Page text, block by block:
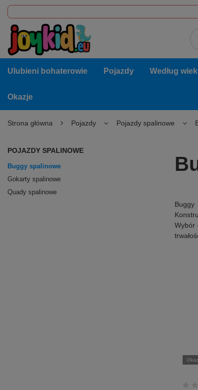
Ulubieni bohaterowie Pojazdy Według
Okazje
Strona główna Pojazdy Pojazdy spalinowe
POJAZDY SPALINOWE
Buggy spalinowe
Gokarty spalinowe
Quady spalinowe
Buggy
Wybór